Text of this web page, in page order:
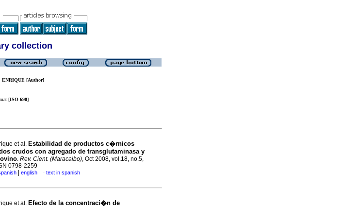
collection
ENRIQUE [Author]
[ISO 690]
et al. Estabilidad de productos c�rnicos
crudos con agregado de transglutaminasa y
. Rev. Cient. (Maracaibo), Oct 2008, vol.18, no.5,
0798-2259
english · text in spanish
et al. Efecto de la concentraci�n de